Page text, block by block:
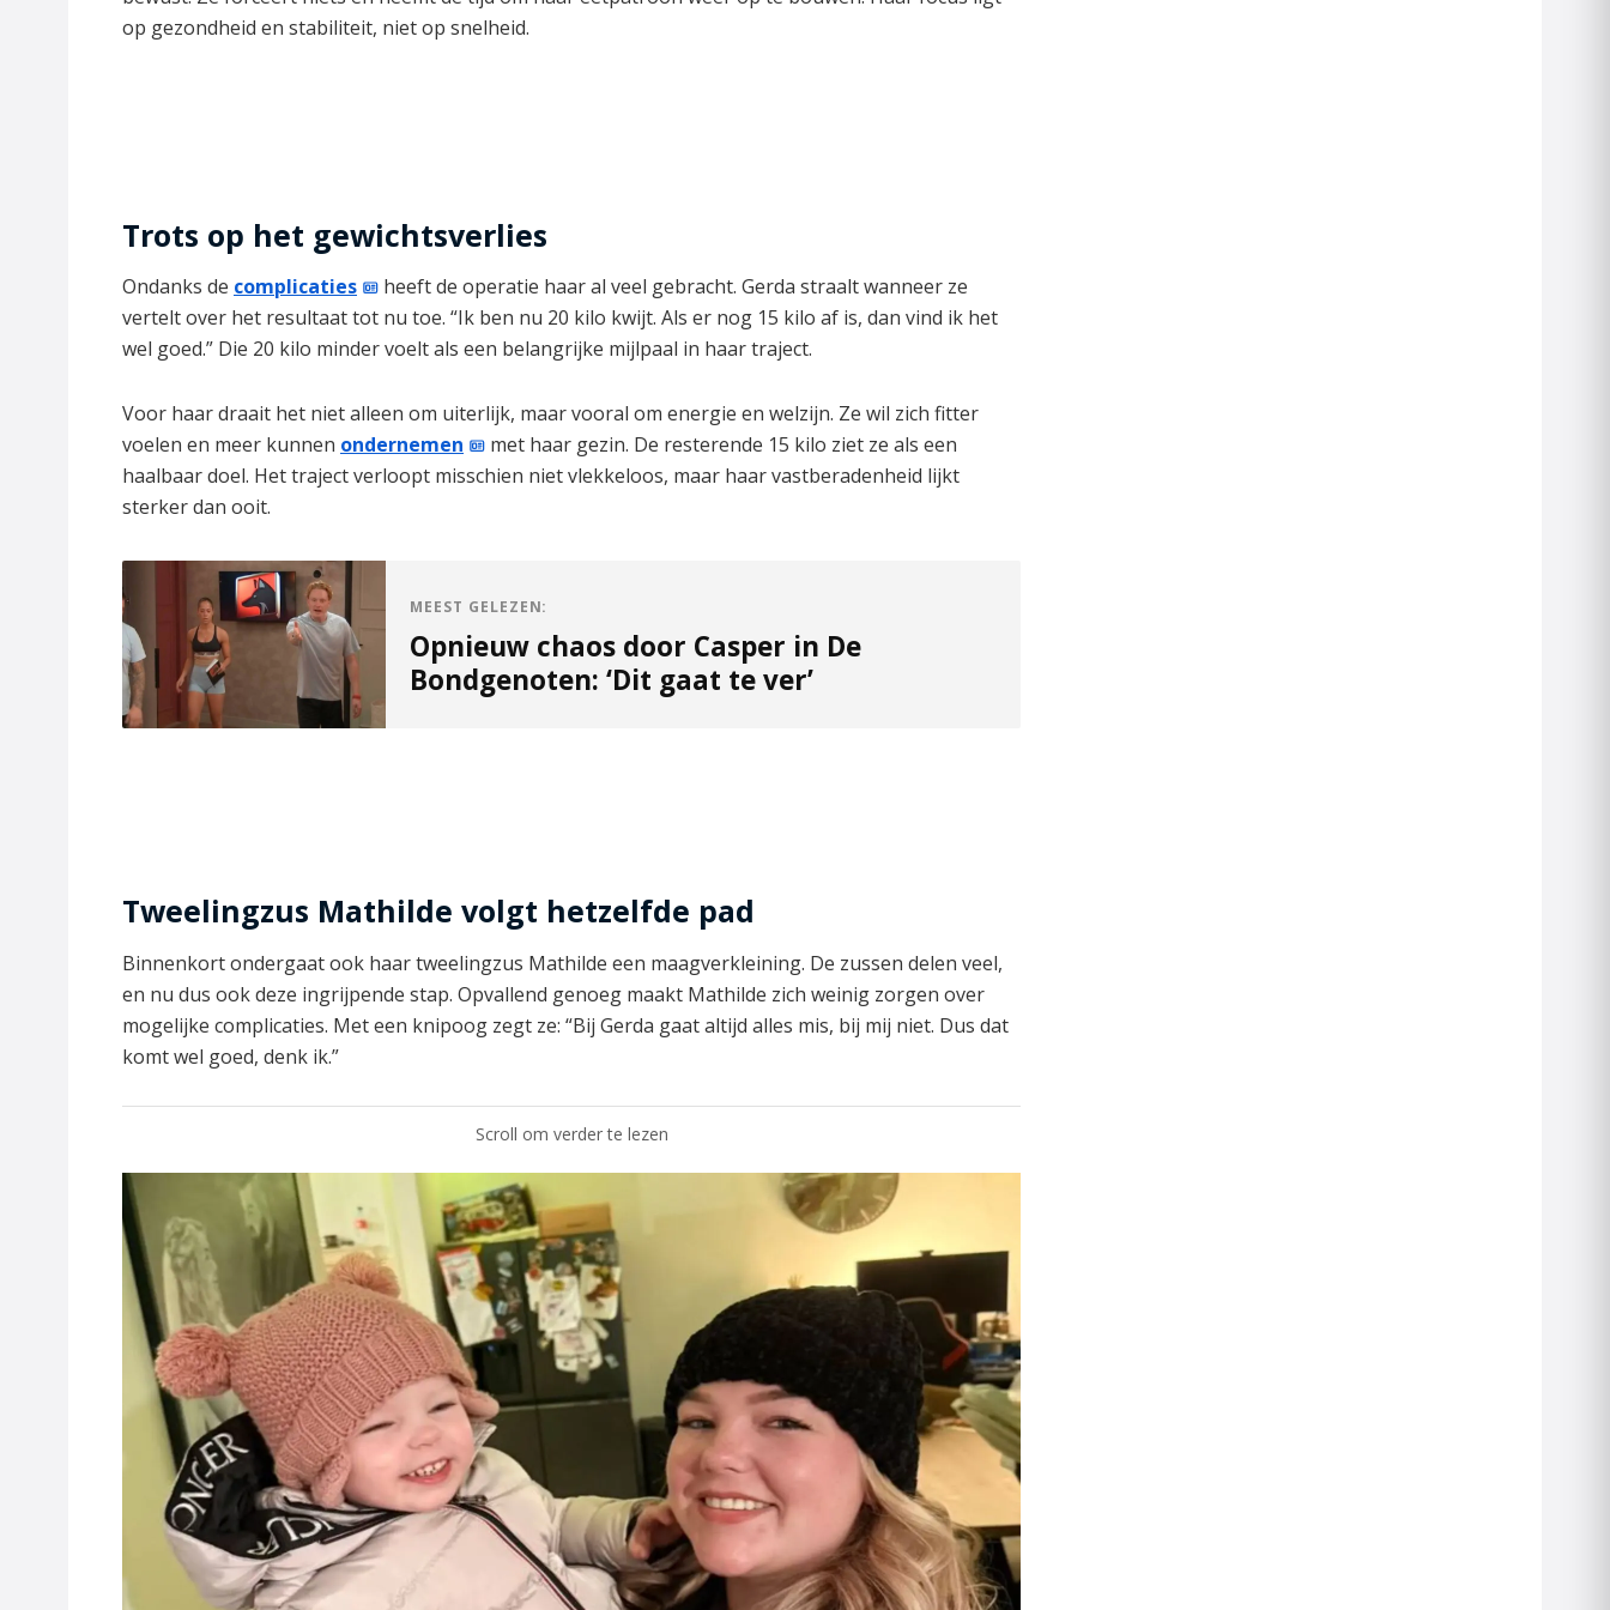
d
op gezondheid en stabiliteit, niet op snelheid.
Trots op het gewichtsverlies
Ondanks de complicaties
heeft de operatie haar al veel gebracht. Gerda straalt wanneer ze
vertelt over het resultaat tot nu toe. “Ik ben nu 20 kilo kwijt. Als er nog 15 kilo af is, dan vind ik het
wel goed.” Die 20 kilo minder voelt als een belangrijke mijlpaal in haar traject.
Voor haar draait het niet alleen om uiterlijk, maar vooral om energie en welzijn. Ze wil zich fitter
voelen en meer kunnen ondernemen
met haar gezin. De resterende 15 kilo ziet ze als een
haalbaar doel. Het traject verloopt misschien niet vlekkeloos, maar haar vastberadenheid lijkt
sterker dan ooit.
MEEST GELEZEN:
Opnieuw chaos door Casper in De
Bondgenoten: ‘Dit gaat te ver’
Tweelingzus Mathilde volgt hetzelfde pad
Binnenkort ondergaat ook haar tweelingzus Mathilde een maagverkleining. De zussen delen veel,
en nu dus ook deze ingrijpende stap. Opvallend genoeg maakt Mathilde zich weinig zorgen over
mogelijke complicaties. Met een knipoog zegt ze: “Bij Gerda gaat altijd alles mis, bij mij niet. Dus dat
komt wel goed, denk ik.”
Scroll om verder te lezen